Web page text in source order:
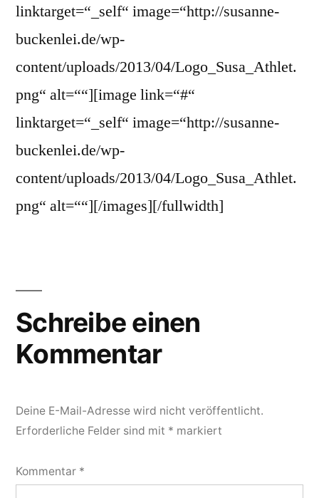
linktarget=“_self“ image=“http://susanne-
buckenlei.de/wp-
content/uploads/2013/04/Logo_Susa_Athlet.
png“ alt=““][image link=“#“
linktarget=“_self“ image=“http://susanne-
buckenlei.de/wp-
content/uploads/2013/04/Logo_Susa_Athlet.
png“ alt=““][/images][/fullwidth]
Schreibe einen
Kommentar
Deine E-Mail-Adresse wird nicht veröffentlicht.
Erforderliche Felder sind mit * markiert
Kommentar *